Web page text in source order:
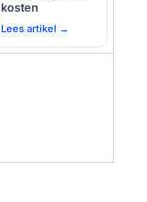
kosten
Lees artikel →